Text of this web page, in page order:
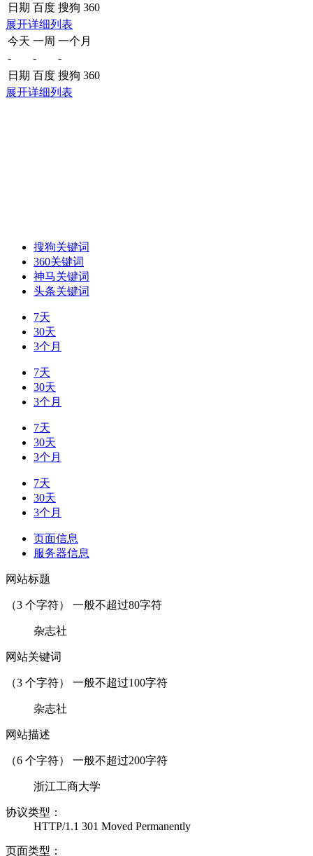
日期 百度 搜狗 360
展开详细列表
今天 一周 一个月
-
-
-
日期 百度 搜狗 360
展开详细列表
搜狗关键词
360关键词
神马关键词
头条关键词
7天
30天
3个月
7天
30天
3个月
7天
30天
3个月
7天
30天
3个月
页面信息
服务器信息
网站标题
（3 个字符） 一般不超过80字符
杂志社
网站关键词
（3 个字符） 一般不超过100字符
杂志社
网站描述
（6 个字符） 一般不超过200字符
浙江工商大学
协议类型：
HTTP/1.1 301 Moved Permanently
页面类型：